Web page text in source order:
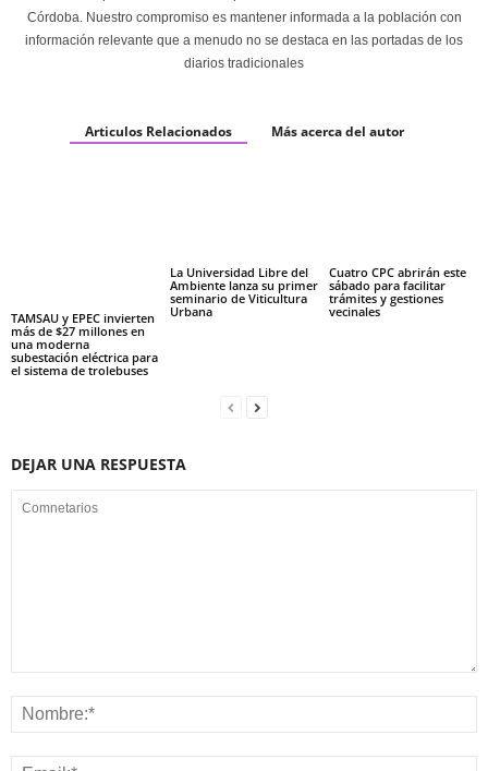
Córdoba. Nuestro compromiso es mantener informada a la población con
información relevante que a menudo no se destaca en las portadas de los
diarios tradicionales
Articulos Relacionados Más acerca del autor
TAMSAU y EPEC invierten
más de $27 millones en
una moderna
subestación eléctrica para
el sistema de trolebuses
La Universidad Libre del
Ambiente lanza su primer
seminario de Viticultura
Urbana
Cuatro CPC abrirán este
sábado para facilitar
trámites y gestiones
vecinales
DEJAR UNA RESPUESTA